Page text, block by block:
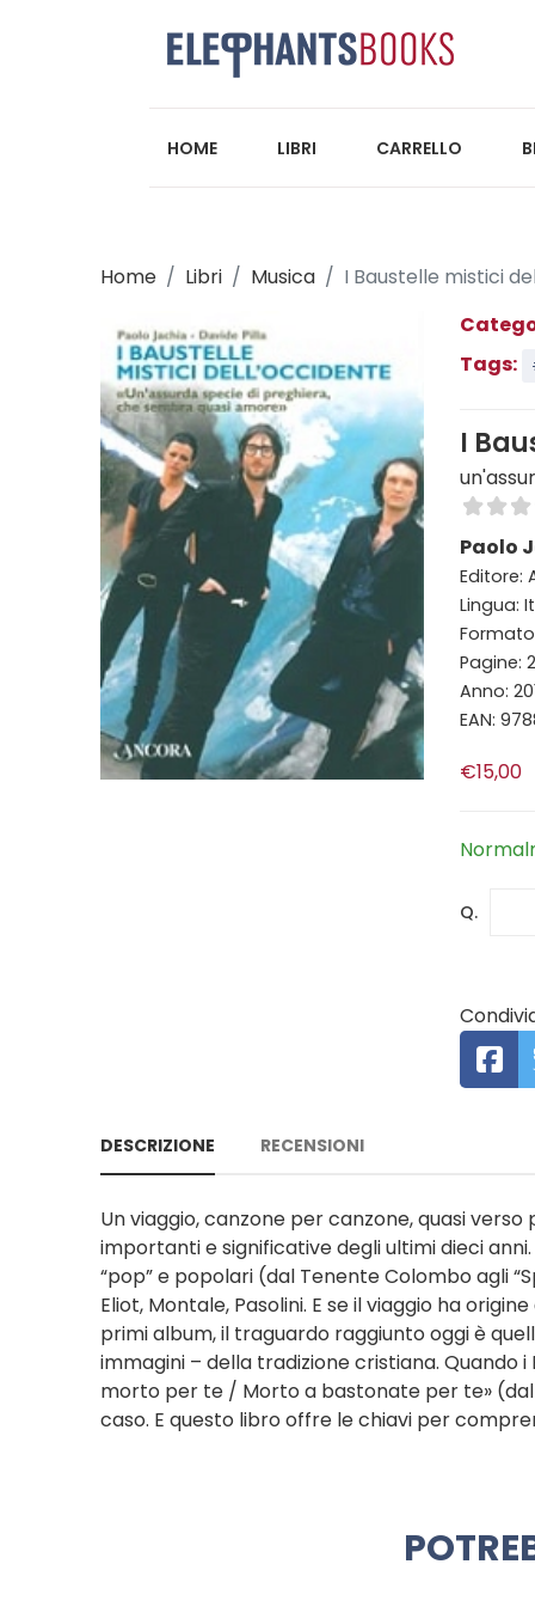
HOME LIBRI CARRELLO
Home Libri Musica
I Baustelle mistici
Tags:
I
Paolo
Editore:
Lingua:
Pagine:
Anno:
EAN:
€15,00
Q.
DESCRIZIONE RECENSIONI
Un viaggio, canzone per canzone, quasi
importanti e significative degli ultimi dieci
“pop” e popolari (dal Tenente Colombo agli
Eliot, Montale, Pasolini. E se il viaggio ha
primi album, il traguardo raggiunto oggi è
immagini – della tradizione cristiana. Quando
morto per te / Morto a bastonate per te»
caso. E questo libro offre le chiavi per